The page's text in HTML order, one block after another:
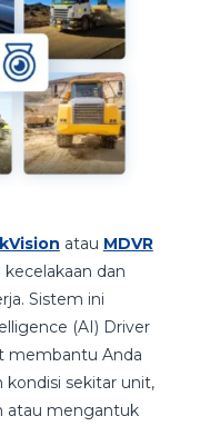
atau MDVR
dan
Sistem ini
(AI) Driver
membantu Anda
sekitar unit,
atau mengantuk